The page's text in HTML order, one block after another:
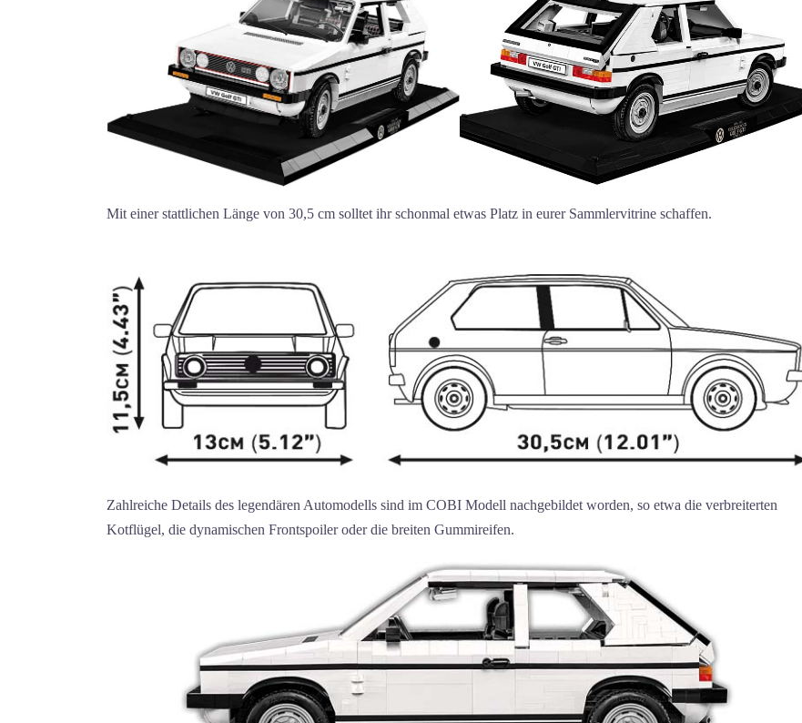
Mit einer stattlichen Länge von 30,5 cm solltet ihr schonmal etwas Platz in eurer Sammlervitrine schaffen.
Zahlreiche Details des legendären Automodells sind im COBI Modell nachgebildet worden, so etwa die verbreiterten
Kotflügel, die dynamischen Frontspoiler oder die breiten Gummireifen.